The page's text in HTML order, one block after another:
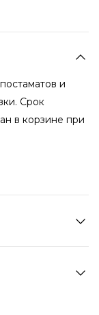
и
Срок
в корзине при